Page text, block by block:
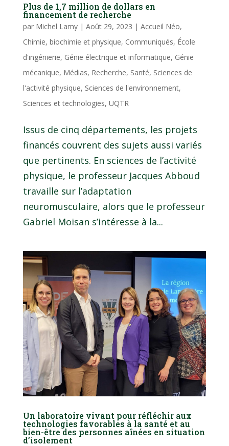
Plus de 1,7 million de dollars en
financement de recherche
par Michel Lamy| Août 29, 2023 | Accueil Néo,
Chimie, biochimie et physique, Communiqués, École
d'ingénierie, Génie électrique et informatique, Génie
mécanique, Médias, Recherche, Santé, Sciences de
l'activité physique, Sciences de l'environnement,
Sciences et technologies, UQTR
Issus de cinq départements, les projets
financés couvrent des sujets aussi variés
que pertinents. En sciences de l’activité
physique, le professeur Jacques Abboud
travaille sur l’adaptation
neuromusculaire, alors que le professeur
Gabriel Moisan s’intéresse à la...
Un laboratoire vivant pour réfléchir aux
technologies favorables à la santé et au
bien-être des personnes aînées en situation
d’isolement